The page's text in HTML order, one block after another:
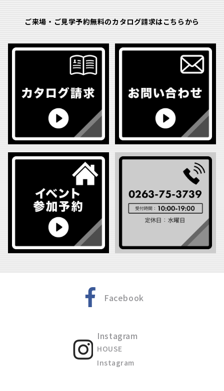
ご来場・ご見学予約無料のカタログ請求はこちらから
Facebook
Instagram
HOUSE
Instagram